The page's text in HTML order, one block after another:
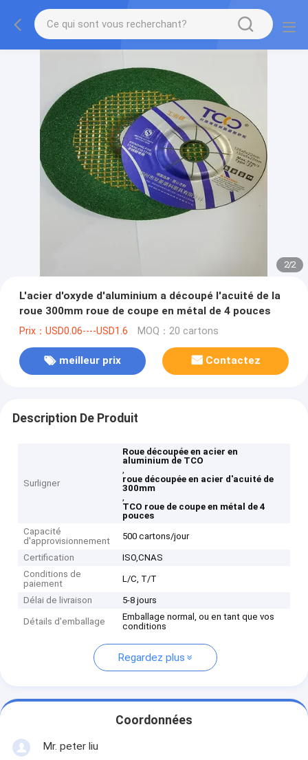
2/2
L'acier d'oxyde d'aluminium a découpé l'acuité de la
roue 300mm roue de coupe en métal de 4 pouces
Prix：USD0.06----USD1.6 MOQ：20 cartons
meilleur prix Contactez
Description De Produit
Surligner
Roue découpée en acier en
aluminium de TCO
,
roue découpée en acier d'acuité de
300mm
,
TCO roue de coupe en métal de 4
pouces
Capacité
d'approvisionnement
500 cartons/jour
Certification
ISO,CNAS
Conditions de
paiement
L/C, T/T
Délai de livraison 5-8 jours
Détails d'emballage
Emballage normal, ou en tant que vos
conditions
Regardez plus
Coordonnées
Mr. peter liu